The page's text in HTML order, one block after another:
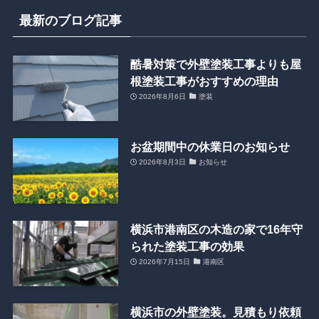
最新のブログ記事
酷暑対策で外壁塗装工事よりも屋
根塗装工事がおすすめの理由
2026年8月6日 塗装
お盆期間中の休業日のお知らせ
2026年8月3日 お知らせ
横浜市港南区の木造の家で16年守
られた塗装工事の効果
2026年7月15日 港南区
横浜市の外壁塗装。見積もり依頼